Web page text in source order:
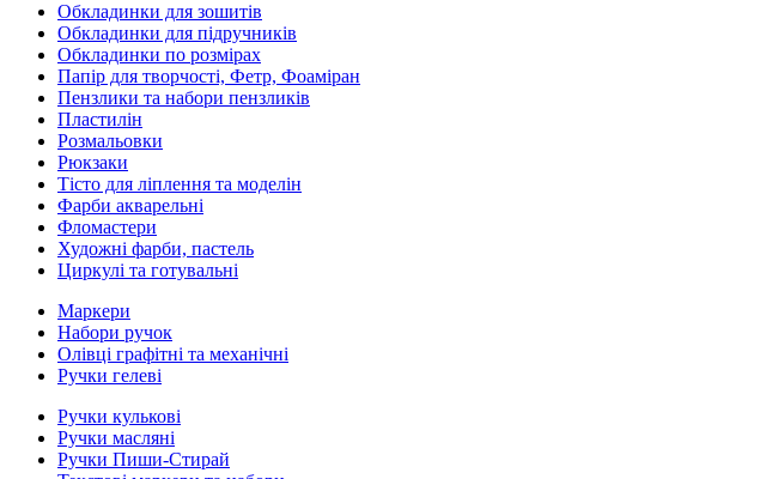
Обкладинки для зошитів
Обкладинки для підручників
Обкладинки по розмірах
Папір для творчості, Фетр, Фоаміран
Пензлики та набори пензликів
Пластилін
Розмальовки
Рюкзаки
Тісто для ліплення та моделін
Фарби акварельні
Фломастери
Художні фарби, пастель
Циркулі та готувальні
Маркери
Набори ручок
Олівці графітні та механічні
Ручки гелеві
Ручки кулькові
Ручки масляні
Ручки Пиши-Стирай